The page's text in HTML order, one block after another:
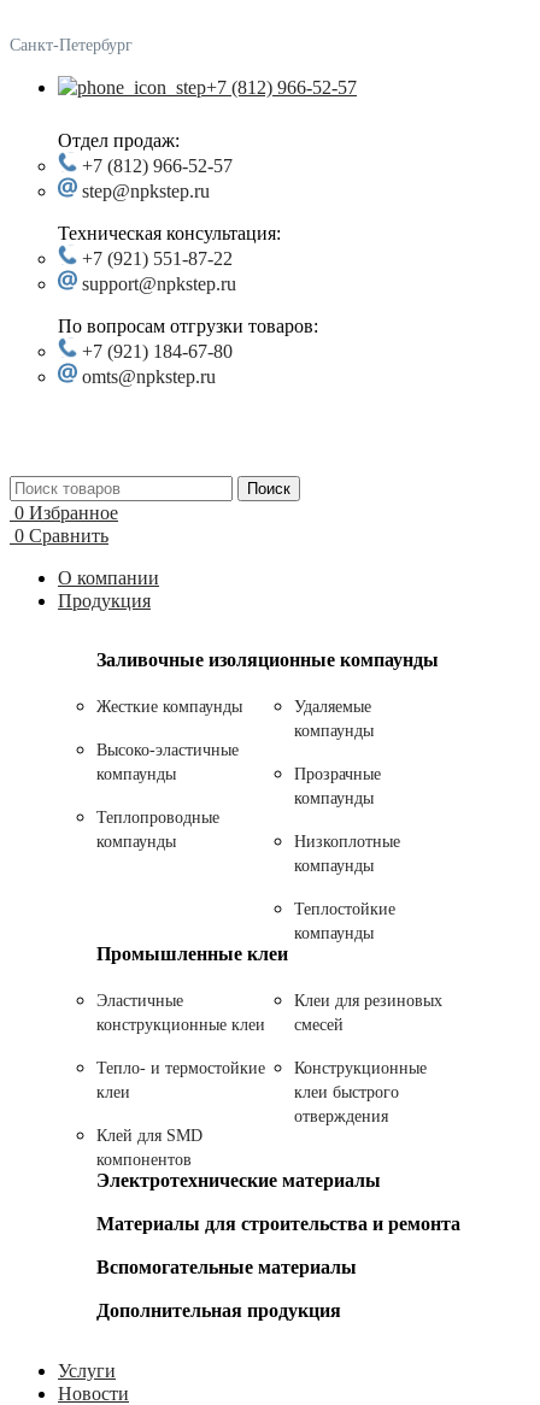
Санкт-Петербург
+7 (812) 966-52-57
Отдел продаж:
+7 (812) 966-52-57
step@npkstep.ru
Техническая консультация:
+7 (921) 551-87-22
support@npkstep.ru
По вопросам отгрузки товаров:
+7 (921) 184-67-80
omts@npkstep.ru
Поиск
0 Избранное
0 Сравнить
О компании
Продукция
Заливочные изоляционные компаунды
Жесткие компаунды
Высоко-эластичные
компаунды
Теплопроводные
компаунды
Удаляемые
компаунды
Прозрачные
компаунды
Низкоплотные
компаунды
Теплостойкие
компаунды
Промышленные клеи
Эластичные
конструкционные клеи
Тепло- и термостойкие
клеи
Клей для SMD
компонентов
Клеи для резиновых
смесей
Конструкционные
клеи быстрого
отверждения
Электротехнические материалы
Материалы для строительства и ремонта
Вспомогательные материалы
Дополнительная продукция
Услуги
Новости